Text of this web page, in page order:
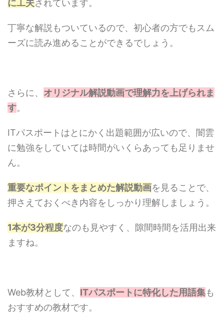
に工夫されています。
丁寧な解説もついているので、初心者の方でもスム
ーズに読み進めることができるでしょう。
さらに、 オリジナル解説動画で理解力を上げられま
す。
ITパスポートはとにかく出題範囲が広いので、闇雲
に勉強をしていては時間がいくらあっても足りませ
ん。
重要なポイントをまとめた解説動画を見ることで、
押さえておくべき内容をしっかり理解しましょう。
1本が3分程度なのも見やすく、隙間時間を活用出来
ますね。
Web教材として、 ITパスポートに特化した用語集も
おすすめの教材です。